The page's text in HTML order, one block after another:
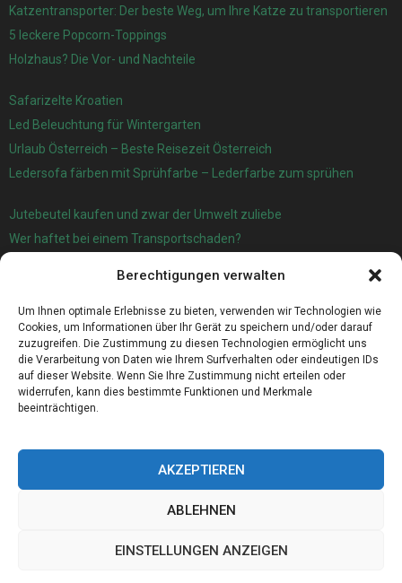
Berechtigungen verwalten
Um Ihnen optimale Erlebnisse zu bieten, verwenden wir Technologien wie
Cookies, um Informationen über Ihr Gerät zu speichern und/oder darauf
zuzugreifen. Die Zustimmung zu diesen Technologien ermöglicht uns
die Verarbeitung von Daten wie Ihrem Surfverhalten oder eindeutigen IDs
auf dieser Website. Wenn Sie Ihre Zustimmung nicht erteilen oder
widerrufen, kann dies bestimmte Funktionen und Merkmale
beeinträchtigen.
AKZEPTIEREN
ABLEHNEN
EINSTELLUNGEN ANZEIGEN
Katzentransporter: Der beste Weg, um Ihre Katze zu transportieren
5 leckere Popcorn-Toppings
Holzhaus? Die Vor- und Nachteile
Safarizelte Kroatien
Led Beleuchtung für Wintergarten
Urlaub Österreich – Beste Reisezeit Österreich
Ledersofa färben mit Sprühfarbe – Lederfarbe zum sprühen
Jutebeutel kaufen und zwar der Umwelt zuliebe
Wer haftet bei einem Transportschaden?
Für die automatische Sackentleerung gibt es jetzt eine sehr gute
Lösung